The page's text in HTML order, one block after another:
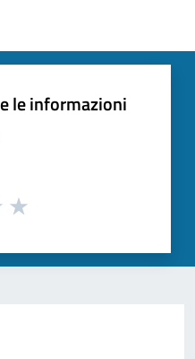
le informazioni